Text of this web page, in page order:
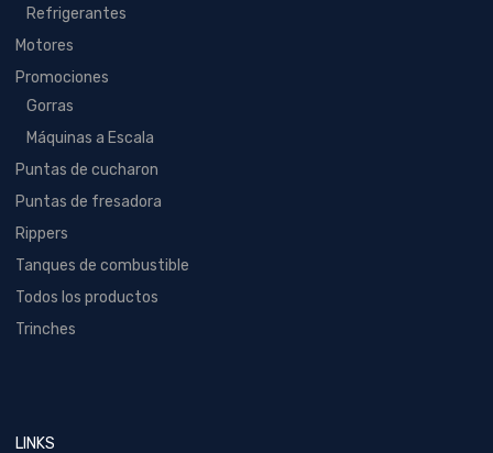
Refrigerantes
Motores
Promociones
Gorras
Máquinas a Escala
Puntas de cucharon
Puntas de fresadora
Rippers
Tanques de combustible
Todos los productos
Trinches
LINKS